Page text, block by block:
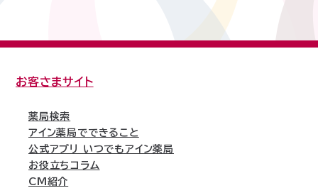
お客さまサイト
薬局検索
アイン薬局でできること
公式アプリ いつでもアイン薬局
お役立ちコラム
CM紹介